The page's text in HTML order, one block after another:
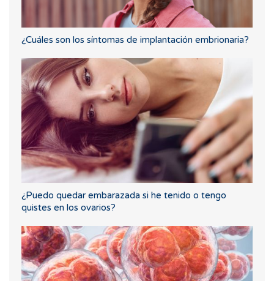
¿Cuáles son los síntomas de implantación embrionaria?
¿Puedo quedar embarazada si he tenido o tengo
quistes en los ovarios?